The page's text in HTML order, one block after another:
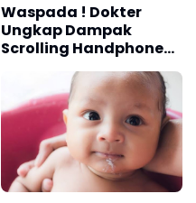
Waspada ! Dokter
Ungkap Dampak
Scrolling Handphone
Sebelum Tidur
Terhadap Kesehatan
Otak